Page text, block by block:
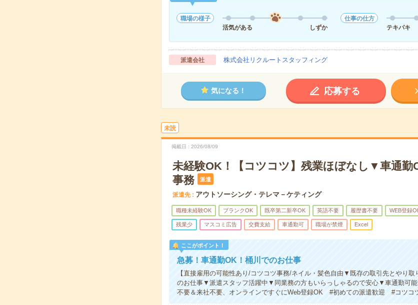
職場の様子
活気がある
しずか
仕事の仕方
テキパキ
派遣会社 株式会社リクルートスタッフィング
気になる！ 応募する
未読
掲載日 2026/08/09
未経験OK！【コツコツ】残業ほぼなし▼車通勤
事務
派遣
派遣先 アウトソーシング・テレマ－ケティング
職種未経験OK ブランクOK 既卒第二新卒OK 英語不要 履歴書不要 WEB登録
残業少 マスコミ広告 交費支給 車通勤可 職場が禁煙 Excel
ここがポイント！
急募！車通勤OK！桶川でのお仕事
【直接雇用の可能性あり/コツコツ事務/ネイル・髪色自由▼既存の取引先とやり
のお仕事▼派遣スタッフ活躍中▼同業務の方もいらっしゃるので安心▼車通勤可
不要＆来社不要、オンラインですぐにWeb登録OK #初めての派遣歓迎 #コツ